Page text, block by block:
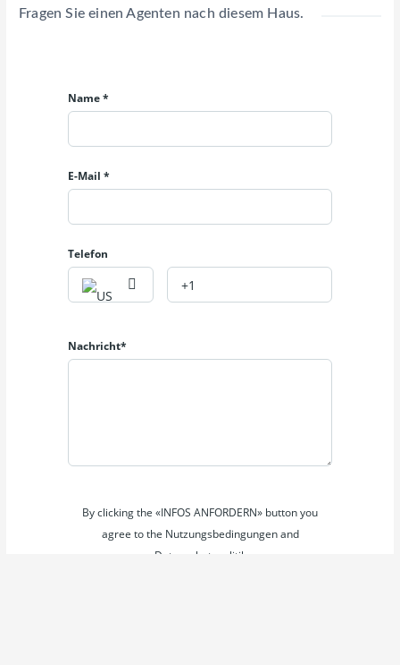
Fragen Sie einen Agenten nach diesem Haus.
Name *
E-Mail *
Telefon
Nachricht*
By clicking the «INFOS ANFORDERN» button you
agree to the Nutzungsbedingungen and
Datenschutzpolitik